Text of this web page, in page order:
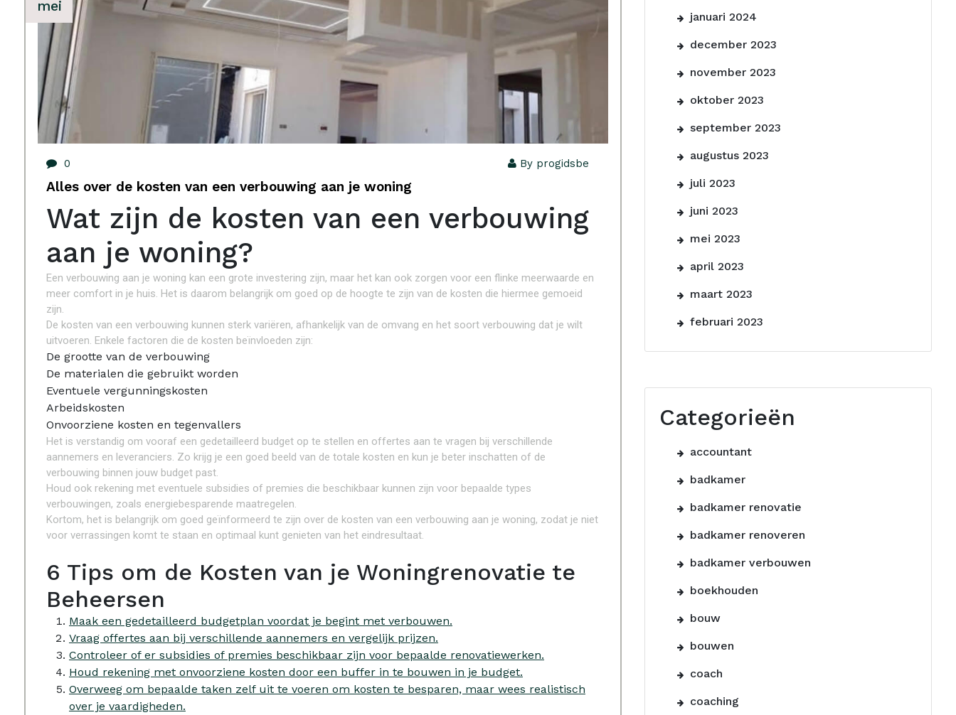
mei
0 By progidsbe
Alles over de kosten van een verbouwing aan je woning
Wat zijn de kosten van een verbouwing
aan je woning?
Een verbouwing aan je woning kan een grote investering zijn, maar het kan ook zorgen voor een flinke meerwaarde en
meer comfort in je huis. Het is daarom belangrijk om goed op de hoogte te zijn van de kosten die hiermee gemoeid
zijn.
De kosten van een verbouwing kunnen sterk variëren, afhankelijk van de omvang en het soort verbouwing dat je wilt
uitvoeren. Enkele factoren die de kosten beïnvloeden zijn:
De grootte van de verbouwing
De materialen die gebruikt worden
Eventuele vergunningskosten
Arbeidskosten
Onvoorziene kosten en tegenvallers
Het is verstandig om vooraf een gedetailleerd budget op te stellen en offertes aan te vragen bij verschillende
aannemers en leveranciers. Zo krijg je een goed beeld van de totale kosten en kun je beter inschatten of de
verbouwing binnen jouw budget past.
Houd ook rekening met eventuele subsidies of premies die beschikbaar kunnen zijn voor bepaalde types
verbouwingen, zoals energiebesparende maatregelen.
Kortom, het is belangrijk om goed geïnformeerd te zijn over de kosten van een verbouwing aan je woning, zodat je niet
voor verrassingen komt te staan en optimaal kunt genieten van het eindresultaat.
6 Tips om de Kosten van je Woningrenovatie te
Beheersen
Maak een gedetailleerd budgetplan voordat je begint met verbouwen.
Vraag offertes aan bij verschillende aannemers en vergelijk prijzen.
Controleer of er subsidies of premies beschikbaar zijn voor bepaalde renovatiewerken.
Houd rekening met onvoorziene kosten door een buffer in te bouwen in je budget.
Overweeg om bepaalde taken zelf uit te voeren om kosten te besparen, maar wees realistisch
over je vaardigheden.
januari 2024
december 2023
november 2023
oktober 2023
september 2023
augustus 2023
juli 2023
juni 2023
mei 2023
april 2023
maart 2023
februari 2023
Categorieën
accountant
badkamer
badkamer renovatie
badkamer renoveren
badkamer verbouwen
boekhouden
bouw
bouwen
coach
coaching